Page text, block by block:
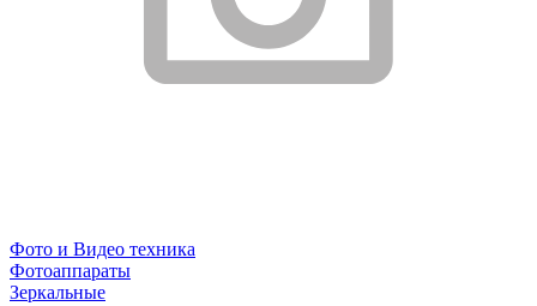
Фото и Видео техника
Фотоаппараты
Зеркальные